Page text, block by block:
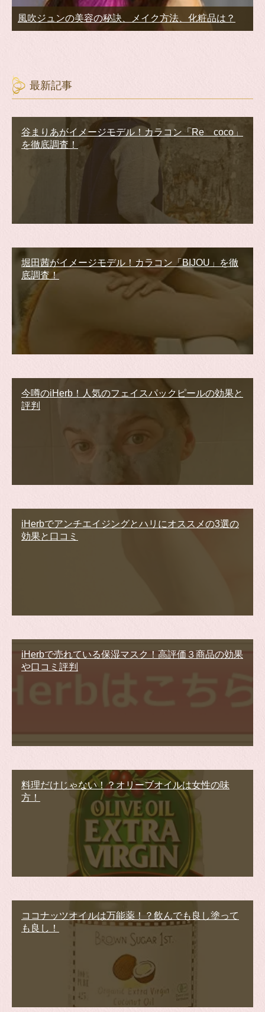
風吹ジュンの美容の秘訣、メイク方法、化粧品は？
最新記事
谷まりあがイメージモデル！カラコン「Re coco」
を徹底調査！
堀田茜がイメージモデル！カラコン「BIJOU」を徹
底調査！
今噂のiHerb！人気のフェイスパックピールの効果と
評判
iHerbでアンチエイジングとハリにオススメの3選の
効果と口コミ
iHerbで売れている保湿マスク！高評価３商品の効果
や口コミ評判
料理だけじゃない！？オリーブオイルは女性の味
方！
ココナッツオイルは万能薬！？飲んでも良し塗って
も良し！